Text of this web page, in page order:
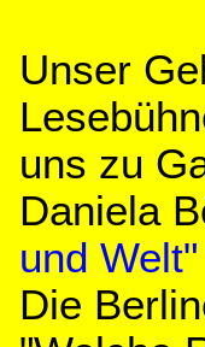
Unser
uns zu
Daniela
und Welt"
Die